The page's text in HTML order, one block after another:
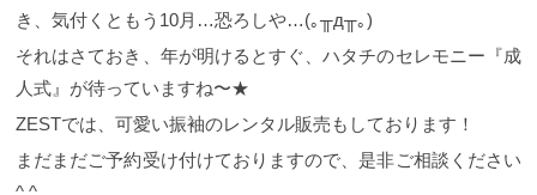
き、気付くともう10月…恐ろしや…(｡╥д╥｡)
それはさておき、年が明けるとすぐ、ハタチのセレモニー『成
人式』が待っていますね〜★
ZESTでは、可愛い振袖のレンタル販売もしております！
まだまだご予約受け付けておりますので、是非ご相談ください